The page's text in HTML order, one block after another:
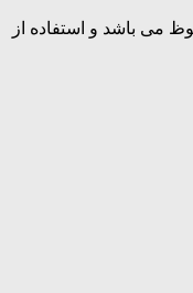
می باشد و استفاده از